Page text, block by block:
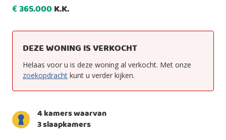
€365.000K.K.
DEZE WONING IS VERKOCHT
Helaas voor u is deze woning al verkocht. Met onze
zoekopdracht kunt u verder kijken.
4 kamers waarvan
3 slaapkamers